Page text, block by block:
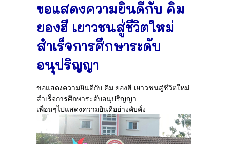
ขอแสดงความยินดีกับ คิม
ยองฮี เยาวชนสู่ชีวิตใหม่
สำเร็จการศึกษาระดับ
อนุปริญญา
ขอแสดงความยินดีกับ คิม ยองฮี เยาวชนสู่ชีวิตใหม่
สำเร็จการศึกษาระดับอนุปริญญา
เพื่อนๆไปแสดงความยินดีอย่างคับคั่ง